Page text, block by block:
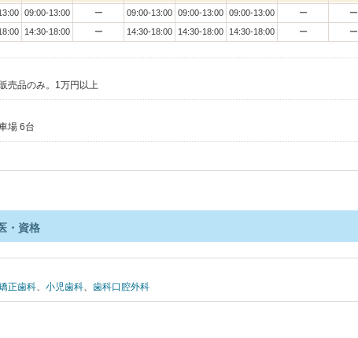
09:00-13:00 ー 09:00-13:00 09:00-13:00 09:00-13:00 ー
ー
14:30-18:00 ー 14:30-18:00 14:30-18:00 14:30-18:00 ー ー
売品のみ。1万円以上
場 6台
・資格
正歯科、 小児歯科、 歯科口腔外科